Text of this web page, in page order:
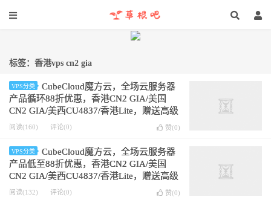
标签：香港vps cn2 gia
VPS分类
CubeCloud魔方云，全场云服务器
产品循环88折优惠，香港CN2 GIA/美国
CN2 GIA/美西CU4837/香港Lite，赠送高级
版CC硬件清洗
阅读(160) 评论(0) 赞(0)
VPS分类
CubeCloud魔方云，全场云服务器
产品低至88折优惠，香港CN2 GIA/美国
CN2 GIA/美西CU4837/香港Lite，赠送高级
版CC硬件清洗
阅读(132) 评论(0) 赞(0)